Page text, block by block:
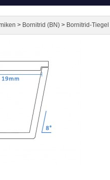
> Bornitrid (BN) > Bornitrid-Tiegel